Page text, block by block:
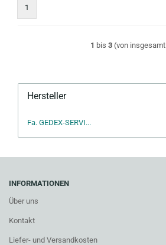
1
1 bis 3 (von insgesamt
Hersteller
Fa. GEDEX-SERVI...
INFORMATIONEN
Über uns
Kontakt
Liefer- und Versandkosten